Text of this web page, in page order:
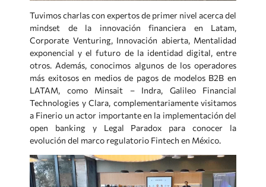
Tuvimos charlas con expertos de primer nivel acerca del
mindset de la innovación financiera en Latam,
Corporate Venturing, Innovación abierta, Mentalidad
exponencial y el futuro de la identidad digital, entre
otros. Además, conocimos algunos de los operadores
más exitosos en medios de pagos de modelos B2B en
LATAM, como Minsait – Indra, Galileo Financial
Technologies y Clara, complementariamente visitamos
a Finerio un actor importante en la implementación del
open banking y Legal Paradox para conocer la
evolución del marco regulatorio Fintech en México.